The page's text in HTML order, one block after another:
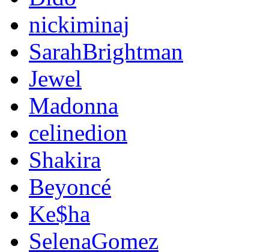
nickiminaj
SarahBrightman
Jewel
Madonna
celinedion
Shakira
Beyoncé
Ke$ha
SelenaGomez